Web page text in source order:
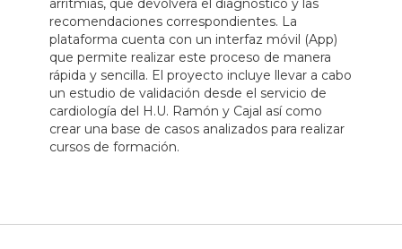
arritmias, que devolverá el diagnóstico y las
recomendaciones correspondientes. La
plataforma cuenta con un interfaz móvil (App)
que permite realizar este proceso de manera
rápida y sencilla. El proyecto incluye llevar a cabo
un estudio de validación desde el servicio de
cardiología del H.U. Ramón y Cajal así como
crear una base de casos analizados para realizar
cursos de formación.